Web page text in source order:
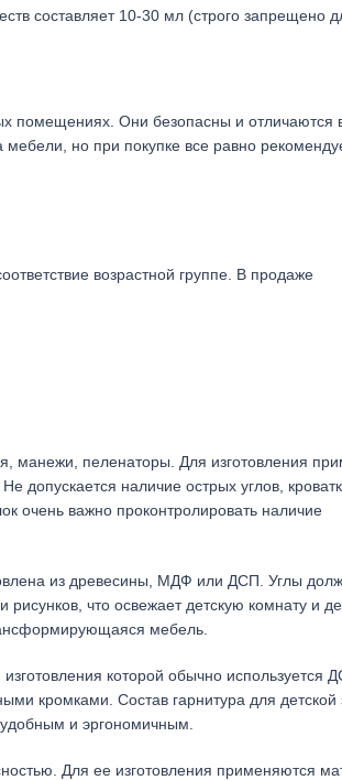
составляет 10-30 мл (строго запрещено
помещениях. Они безопасны и отличаются
но при покупке все равно
возрастной группе. В продаже
манежи, пеленаторы. Для изготовления
допускается наличие острых углов,
очень важно проконтролировать наличие
из древесины, МДФ или ДСП. Углы
что освежает детскую комнату и
мебель.
которой обычно используется
кромками. Состав гарнитура для детской
и эргономичным.
Для ее изготовления применяются